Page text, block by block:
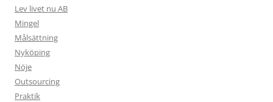
Lev livet nu AB
Mingel
Målsättning
Nyköping
Nöje
Outsourcing
Praktik